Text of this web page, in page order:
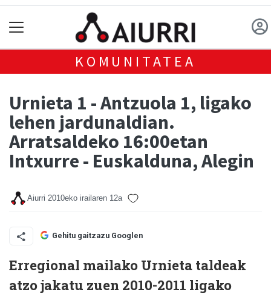
KOMUNITATEA
Urnieta 1 - Antzuola 1, ligako
lehen jardunaldian.
Arratsaldeko 16:00etan
Intxurre - Euskalduna, Alegin
Aiurri 2010eko irailaren 12a
Gehitu gaitzazu Googlen
Erregional mailako Urnieta taldeak
atzo jakatu zuen 2010-2011 ligako